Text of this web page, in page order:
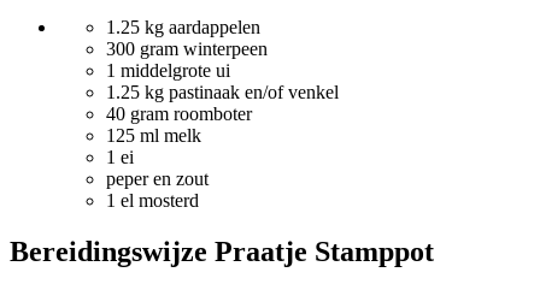
1.25 kg aardappelen
300 gram winterpeen
1 middelgrote ui
1.25 kg pastinaak en/of venkel
40 gram roomboter
125 ml melk
1 ei
peper en zout
1 el mosterd
Bereidingswijze Praatje Stamppot